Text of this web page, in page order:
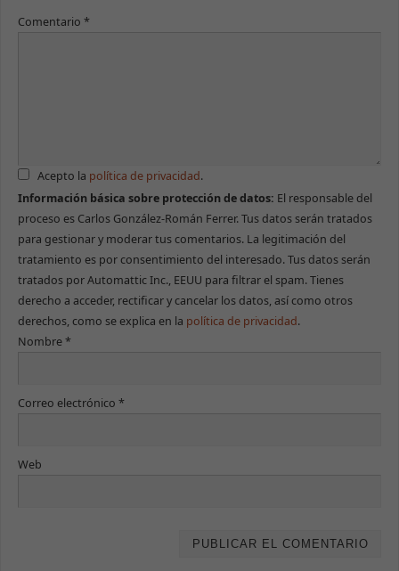
Comentario *
Acepto la política de privacidad.
Información básica sobre protección de datos: El responsable del
proceso es Carlos González-Román Ferrer. Tus datos serán tratados
para gestionar y moderar tus comentarios. La legitimación del
tratamiento es por consentimiento del interesado. Tus datos serán
tratados por Automattic Inc., EEUU para filtrar el spam. Tienes
derecho a acceder, rectificar y cancelar los datos, así como otros
derechos, como se explica en la política de privacidad.
Nombre*
Correo electrónico *
Web